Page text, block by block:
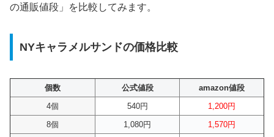
の通販値段」を比較してみます。
NYキャラメルサンドの価格比較
個数 公式値段
amazon値段
4個
540円
1,200円
8個
1,080円
1,570円